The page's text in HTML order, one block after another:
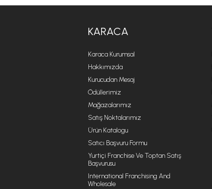
KARACA
Karaca Kurumsal
Hakkımızda
Kurucudan Mesaj
Ödüllerimiz
Mağazalarımız
Satış Noktalarımız
Ürün Katalogu
Satıcı Başvuru Formu
Yurtiçi Franchise Ve Toptan Satış
Başvurusu
International Franchising And
Wholesale